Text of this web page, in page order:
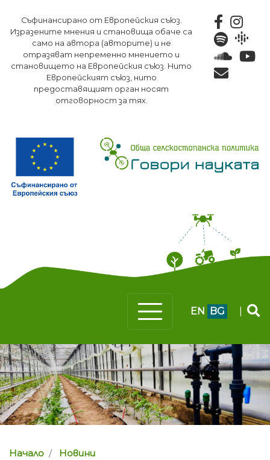
към
основното
съдържание
Съфинансирано от Европейския съюз.
Изразените мнения и становища обаче са
само на автора (авторите) и не
отразяват непременно мнението и
становището на Европейския съюз. Нито
Европейският съюз, нито
предоставящият орган носят
отговорност за тях.
EN BG
Начало
Новини